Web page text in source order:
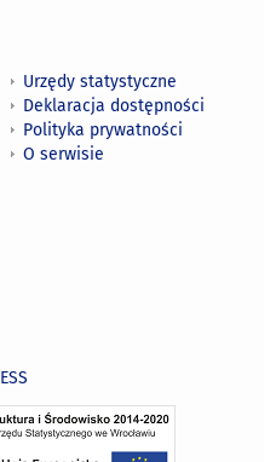
Urzędy statystyczne
Deklaracja dostępności
Polityka prywatności
O serwisie
ESS